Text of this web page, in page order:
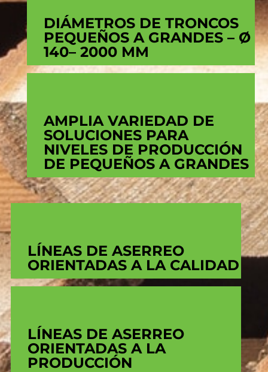
DIÁMETROS DE TRONCOS
PEQUEÑOS A GRANDES – Ø
140– 2000 MM
AMPLIA VARIEDAD DE
SOLUCIONES PARA
NIVELES DE PRODUCCIÓN
DE PEQUEÑOS A GRANDES
LÍNEAS DE ASERREO
ORIENTADAS A LA CALIDAD
LÍNEAS DE ASERREO
ORIENTADAS A LA
PRODUCCIÓN